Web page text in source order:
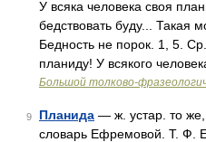
У всяка человека своя
бедствовать буду... Такая
Бедность не порок. 1, 5.
планиду! У всякого
Большой толково-
9 Планида — ж. устар. то
словарь Ефремовой. Т. Ф.